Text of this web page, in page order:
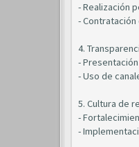
- Realización
-
4.
-
- Uso de
5. Cultura de
-
-